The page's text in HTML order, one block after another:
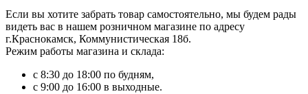
Если вы хотите забрать товар самостоятельно, мы будем рады
видеть вас в нашем розничном магазине по адресу
г.Краснокамск, Коммунистическая 18б.
Режим работы магазина и склада:
с 8:30 до 18:00 по будням,
с 9:00 до 16:00 в выходные.